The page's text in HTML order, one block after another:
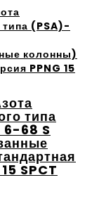
типа
6-68 S
SPCT